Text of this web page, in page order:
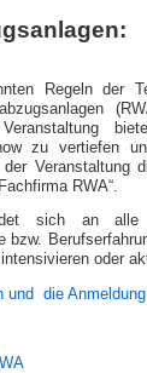
Regeln der
zu vertiefen
Veranstaltung
RWA“.
sich an
bzw.
oder
und die